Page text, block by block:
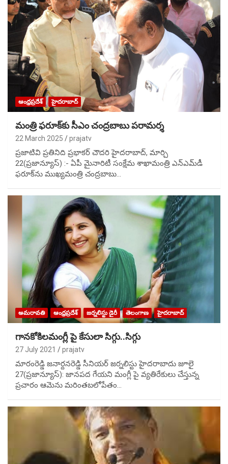
ఆంధ్రప్రదేశ్ హైదరాబాద్
మంత్రి ఫరూక్‌కు సీఎం చంద్రబాబు పరామర్శ
22 March 2025 prajatv
ప్రజాటివి ప్రతినిది ప్రభాకర్ చౌదరి హైదరాబాద్, మార్చి
22(ప్రజాన్యూస్) :- ఏపీ మైనారిటీ సంక్షేమ శాఖామంత్రి ఎన్ఎమ్‌డీ
ఫరూక్‌ను ముఖ్యమంత్రి చంద్రబాబు…
అమరావతి ఆంధ్రప్రదేశ్ జర్నలిస్టు డైరీ తెలంగాణ హైదరాబాద్
గానకోకిలమంగ్లీ పై కేసులా సిగ్గు..సిగ్గు
27 July 2021 prajatv
మారంరెడ్డి జనార్దనరెడ్డి సీనియర్ జర్నలిస్టు హైదరాబాదు జూలై
27(ప్రజాన్యూస్): జానపద గేయని మంగ్లీ పై వ్యతిరేకులు చేస్తున్న
ప్రచారం ఆమెను మరింతబలోపేతం…